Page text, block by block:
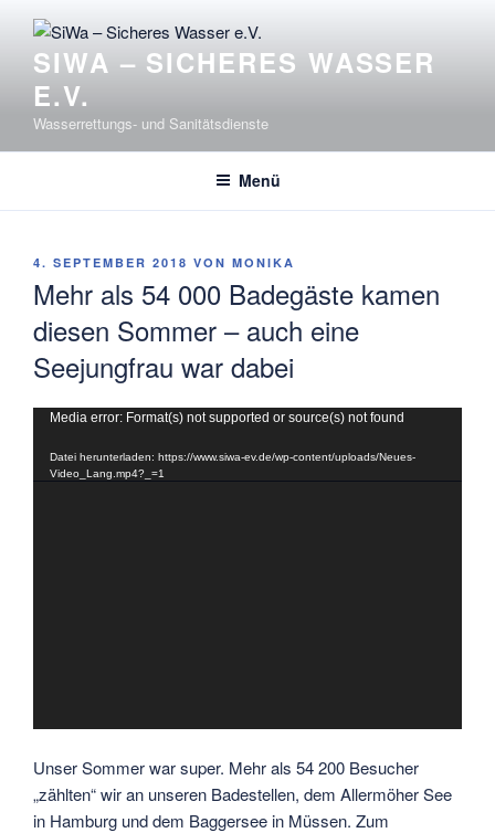
Inhalt
springenSIWA – SICHERES WASSER
E.V.
Wasserrettungs- und Sanitätsdienste
Menü
VERÖFFENTLICHT
4. SEPTEMBER 2018 VON MONIKA
Mehr als 54 000 Badegäste kamen
diesen Sommer – auch eine
Seejungfrau war dabei
Video-
Media error: Format(s) not supported or source(s) not found
Datei herunterladen: https://www.siwa-ev.de/wp-content/uploads/Neues-
Video_Lang.mp4?_=1
Unser Sommer war super. Mehr als 54 200 Besucher
„zählten“ wir an unseren Badestellen, dem Allermöher See
in Hamburg und dem Baggersee in Müssen. Zum